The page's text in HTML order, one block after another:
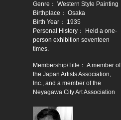
Genre： Western Style Painting
Birthplace： Osaka
Birth Year： 1935
Personal History： Held a one-
person exhibition seventeen
times.
Membership/Title： A member of
the Japan Artists Association,
Inc., and a member of the
Neyagawa City Art Association